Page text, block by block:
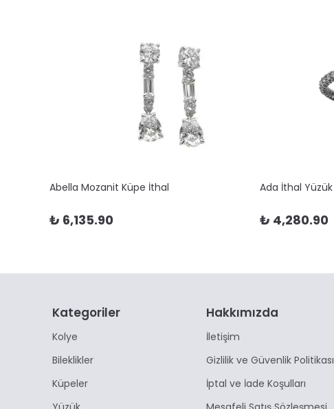
Abella Mozanit Küpe İthal
₺ 6,135.90
Ada İthal Yüzük
₺ 4,280.90
Kategoriler
Kolye
Bileklikler
Küpeler
Hakkımızda
İletişim
Gizlilik ve Güvenlik Politikası
İptal ve İade Koşulları